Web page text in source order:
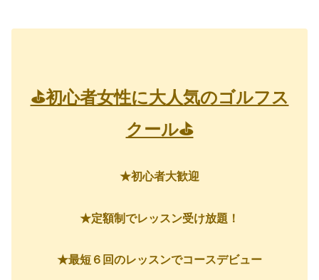
⛳初心者女性に大人気のゴルフス
クール⛳
★初心者大歓迎
★定額制でレッスン受け放題！
★最短６回のレッスンでコースデビュー